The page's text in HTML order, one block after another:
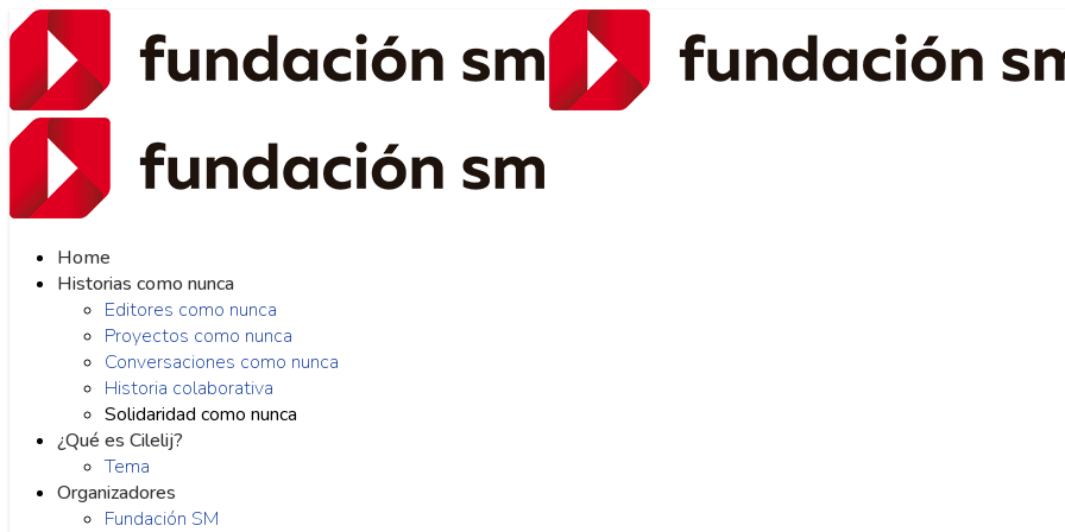
Home
Historias como nunca
Editores como nunca
Proyectos como nunca
Conversaciones como nunca
Historia colaborativa
Solidaridad como nunca
¿Qué es Cilelij?
Tema
Organizadores
Fundación SM